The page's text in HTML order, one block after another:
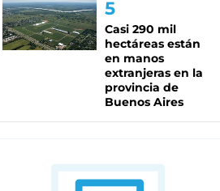
Casi 290 mil
hectáreas están
en manos
extranjeras en la
provincia de
Buenos Aires